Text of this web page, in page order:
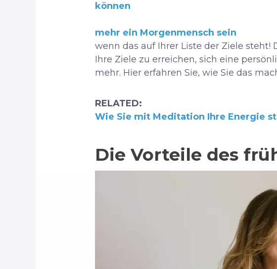
können
mehr ein Morgenmensch sein
wenn das auf Ihrer Liste der Ziele
Ihre Ziele zu erreichen, sich eine
mehr. Hier erfahren Sie, wie Sie das
RELATED:
Wie Sie mit Meditation Ihre Energie
Die Vorteile des